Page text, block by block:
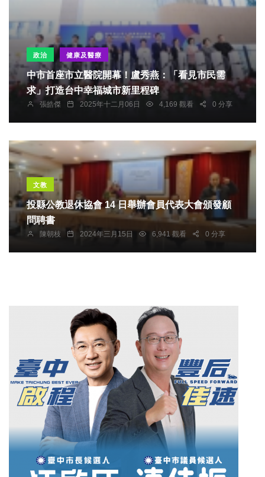
政治 健康及醫療
中市首座市立醫院開幕！盧秀燕：「看見市民需
求」打造台中幸福城市新里程碑
張皓傑 2025年十二月06日 4,169 觀看 0 分享
文教
投縣公教退休協會 14 日舉辦會員代表大會頒發顧
問聘書
陳朝枝 2024年三月15日 6,941 觀看 0 分享